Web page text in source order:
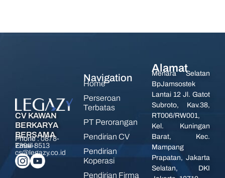
CV KAWAN
BERKARYA
BERSAMA
Phone :0878-
7394-8513
Email :
cs@legazy.co.id
Navigation
Home
Perseroan
Terbatas
PT Perorangan
Pendirian CV
Pendirian
Koperasi
Pendirian Firma
Alamat
Menara Selatan
BpJamsostek
Lantai 12 Jl. Gatot
Subroto, Kav.38,
RT006/RW001,
Kel. Kuningan
Barat, Kec.
Mampang
Prapatan, Jakarta
Selatan, DKI